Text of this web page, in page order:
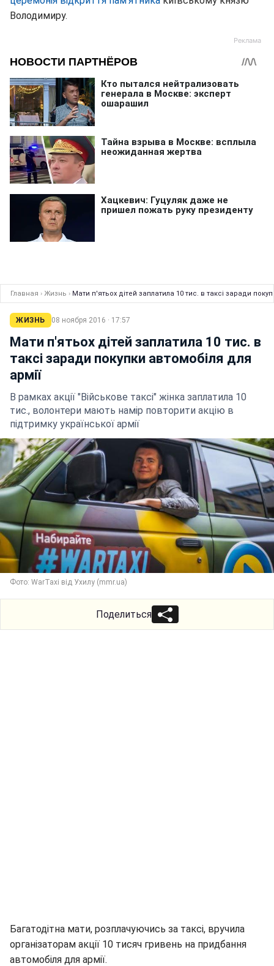
Володимиру.
Главная › Жизнь › Мати п'ятьох дітей заплатила 10 тис. в таксі заради
ЖИЗНЬ 08 ноября 2016 · 17:57
Мати п'ятьох дітей заплатила 10 тис. в
таксі заради покупки автомобіля для
армії
В рамках акції "Військове таксі" жінка заплатила 10
тис., волонтери мають намір повторити акцію в
підтримку української армії
Фото: WarTaxi від Ухилу (mmr.ua)
Поделиться
Багатодітна мати, розплачуючись за таксі, вручила
організаторам акції 10 тисяч гривень на придбання
автомобіля для армії.